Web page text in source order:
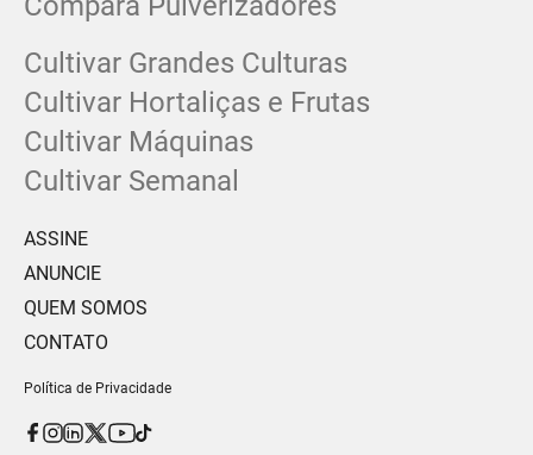
Cultivar Grandes Culturas
Cultivar Hortaliças e Frutas
Cultivar Máquinas
Cultivar Semanal
ASSINE
ANUNCIE
QUEM SOMOS
CONTATO
Política de Privacidade